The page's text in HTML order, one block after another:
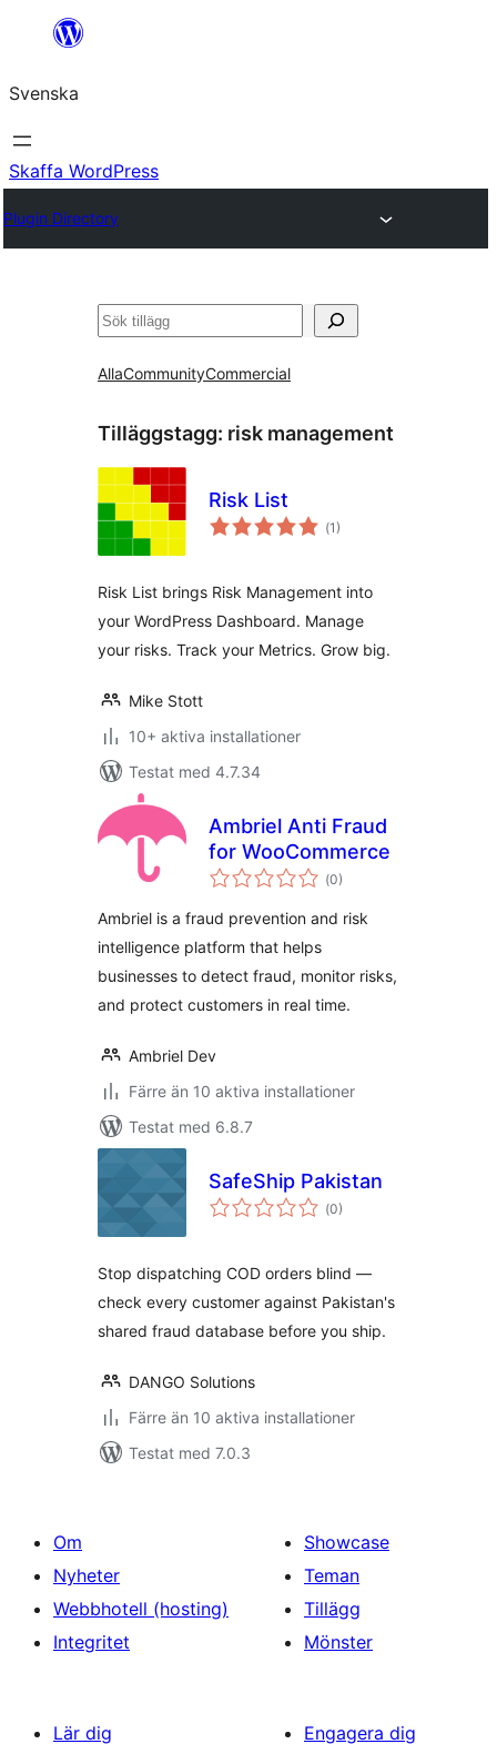
Hoppa
innehåll
Svenska
Skaffa WordPress
Plugin Directory
Sök
AllaCommunityCommercial
Tilläggstagg: risk management
Risk List
(Totalt
antal
1)
Risk List brings Risk Management into
your WordPress Dashboard. Manage
your risks. Track your Metrics. Grow big.
Mike Stott
10+ aktiva installationer
Testat med 4.7.34
Ambriel Anti Fraud
for WooCommerce
(Totalt
antal
0)
Ambriel is a fraud prevention and risk
intelligence platform that helps
businesses to detect fraud, monitor risks,
and protect customers in real time.
Ambriel Dev
Färre än 10 aktiva installationer
Testat med 6.8.7
SafeShip Pakistan
(Totalt
antal
0)
Stop dispatching COD orders blind —
check every customer against Pakistan's
shared fraud database before you ship.
DANGO Solutions
Färre än 10 aktiva installationer
Testat med 7.0.3
Om
Nyheter
Webbhotell (hosting)
Integritet
Showcase
Teman
Tillägg
Mönster
Lär dig
Engagera dig